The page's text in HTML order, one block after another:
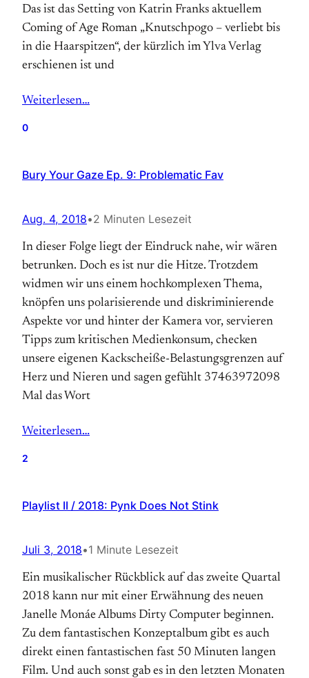
Das ist das Setting von Katrin Franks aktuellem
Coming of Age Roman „Knutschpogo – verliebt bis
in die Haarspitzen“, der kürzlich im Ylva Verlag
erschienen ist und
Weiterlesen…
0
Bury Your Gaze Ep. 9: Problematic Fav
Aug. 4, 2018•2 Minuten Lesezeit
In dieser Folge liegt der Eindruck nahe, wir wären
betrunken. Doch es ist nur die Hitze. Trotzdem
widmen wir uns einem hochkomplexen Thema,
knöpfen uns polarisierende und diskriminierende
Aspekte vor und hinter der Kamera vor, servieren
Tipps zum kritischen Medienkonsum, checken
unsere eigenen Kackscheiße-Belastungsgrenzen auf
Herz und Nieren und sagen gefühlt 37463972098
Mal das Wort
Weiterlesen…
2
Playlist II / 2018: Pynk Does Not Stink
Juli 3, 2018•1 Minute Lesezeit
Ein musikalischer Rückblick auf das zweite Quartal
2018 kann nur mit einer Erwähnung des neuen
Janelle Monáe Albums Dirty Computer beginnen.
Zu dem fantastischen Konzeptalbum gibt es auch
direkt einen fantastischen fast 50 Minuten langen
Film. Und auch sonst gab es in den letzten Monaten